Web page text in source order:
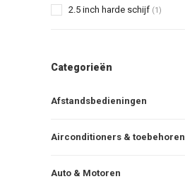
2.5 inch harde schijf (1)
Categorieën
Afstandsbedieningen
Airconditioners & toebehoren
Auto & Motoren